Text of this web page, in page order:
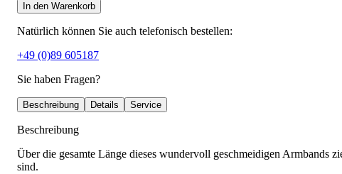
In den Warenkorb
Natürlich können Sie auch telefonisch bestellen:
+49 (0)89 605187
Sie haben Fragen?
Beschreibung Details Service
Beschreibung
Über die gesamte Länge dieses wundervoll geschmeidigen
sind.